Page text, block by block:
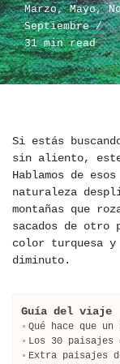
Marzo,Mayo,
Septiembre
31 min read
Si estás
sin aliento,
Hablamos de
naturaleza
montañas que
sacados de otro
color turquesa y
diminuto.
Guía del viaje
Qué hace que
Los 30 paisajes
Extra paisajes